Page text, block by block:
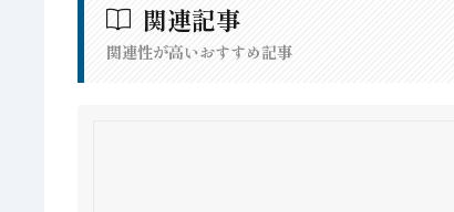
関連記事
関連性が高いおすすめ記事